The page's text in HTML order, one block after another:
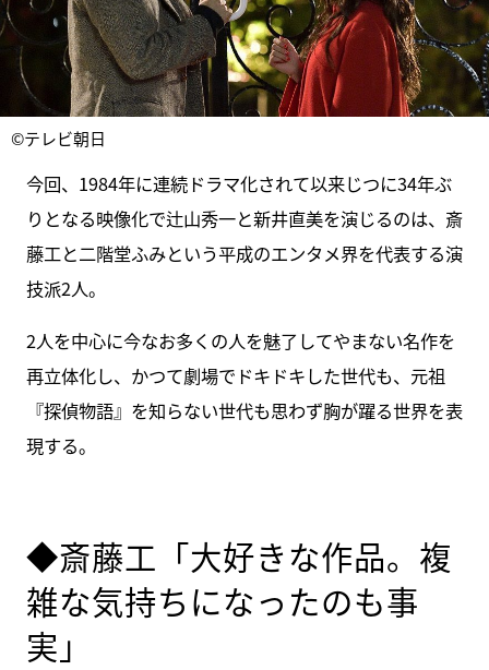
©テレビ朝日
今回、1984年に連続ドラマ化されて以来じつに34年ぶ
りとなる映像化で辻山秀一と新井直美を演じるのは、斎
藤工と二階堂ふみという平成のエンタメ界を代表する演
技派2人。
2人を中心に今なお多くの人を魅了してやまない名作を
再立体化し、かつて劇場でドキドキした世代も、元祖
『探偵物語』を知らない世代も思わず胸が躍る世界を表
現する。
◆斎藤工「大好きな作品。複
雑な気持ちになったのも事
実」